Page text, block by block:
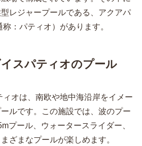
レジャープールである、アクアパ
：パティオ）があります。
スパティオのプール
ィオは、南欧や地中海沿岸をイメー
ルです。この施設では、波のプー
プール、ウォータースライダー、
ざまなプールが楽しめます。